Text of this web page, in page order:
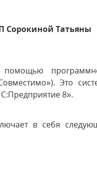
Сорокиной Татьяны
Это
8».
в себя